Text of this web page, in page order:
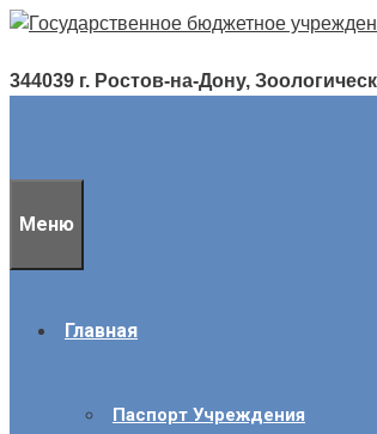
Перейти
содержимому
344039 г. Ростов-на-Дону,
Меню
Главная
Паспорт Учреждения